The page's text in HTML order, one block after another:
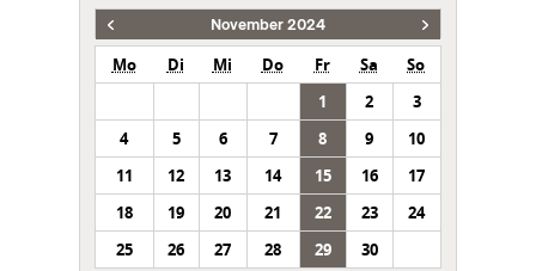
November 2024
Mo Di Mi Do Fr Sa
So
1
2
3
4
5 6 7 8 9
10
11
12 13 14 15 16
17
18
19 20 21 22 23
24
25
26 27 28 29 30